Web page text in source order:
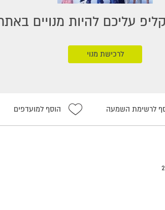
עליכם להיות מנויים
לרכישת מנוי
לרשימת השמעה הוסף למועדפים